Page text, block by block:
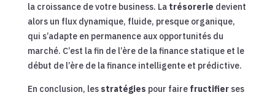
la croissance de votre business. La trésorerie devient
alors un flux dynamique, fluide, presque organique,
qui s’adapte en permanence aux opportunités du
marché. C’est la fin de l’ère de la finance statique et le
début de l’ère de la finance intelligente et prédictive.
En conclusion, les stratégies pour faire fructifierses